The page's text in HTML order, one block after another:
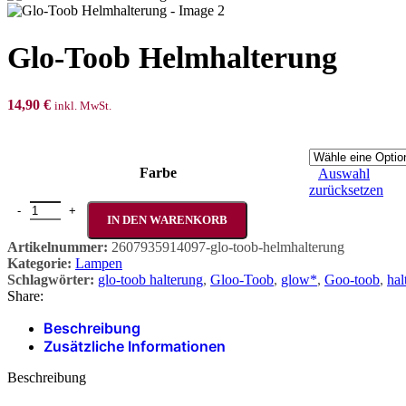
Glo-Toob Helmhalterung
14,90 € inkl. MwSt.
Farbe
Auswahl
zurücksetzen
Glo-Toob Helmhalterung Menge
IN DEN WARENKORB
Artikelnummer: 2607935914097-glo-toob-helmhalterung
Kategorie: Lampen
Schlagwörter: glo-toob halterung, Gloo-Toob, glow*, Goo-toob,
Share:
Beschreibung
Zusätzliche Informationen
Beschreibung